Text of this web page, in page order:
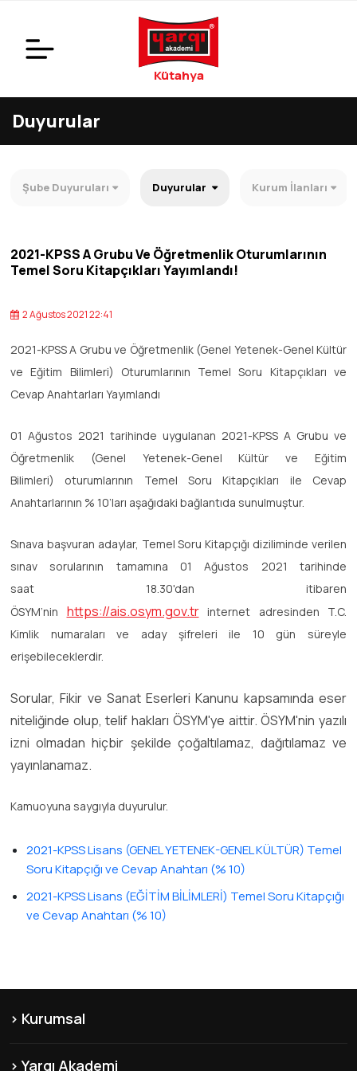
Kütahya
Duyurular
Şube Duyuruları Duyurular Kurum İlanları
2021-KPSS A Grubu Ve Öğretmenlik Oturumlarının
Temel Soru Kitapçıkları Yayımlandı!
2 Ağustos 2021 22:41
2021-KPSS A Grubu ve Öğretmenlik (Genel Yetenek-Genel Kültür
ve Eğitim Bilimleri) Oturumlarının Temel Soru Kitapçıkları ve
Cevap Anahtarları Yayımlandı
01 Ağustos 2021 tarihinde uygulanan 2021-KPSS A Grubu ve
Öğretmenlik (Genel Yetenek-Genel Kültür ve Eğitim
Bilimleri) oturumlarının Temel Soru Kitapçıkları ile Cevap
Anahtarlarının % 10’ları aşağıdaki bağlantıda sunulmuştur.
Sınava başvuran adaylar, Temel Soru Kitapçığı diziliminde verilen
sınav sorularının tamamına 01 Ağustos 2021 tarihinde
saat 18.30'dan itibaren
ÖSYM’nin https://ais.osym.gov.trinternet adresinden T.C.
Kimlik numaraları ve aday şifreleri ile 10 gün süreyle
erişebileceklerdir.
Sorular, Fikir ve Sanat Eserleri Kanunu kapsamında eser
niteliğinde olup, telif hakları ÖSYM'ye aittir. ÖSYM'nin yazılı
izni olmadan hiçbir şekilde çoğaltılamaz, dağıtılamaz ve
yayınlanamaz.
Kamuoyuna saygıyla duyurulur.
2021-KPSS Lisans (GENEL YETENEK-GENEL KÜLTÜR) Temel
Soru Kitapçığı ve Cevap Anahtarı (% 10)
2021-KPSS Lisans (EĞİTİM BİLİMLERİ) Temel Soru Kitapçığı
ve Cevap Anahtarı (% 10)
Kurumsal
Yargı Akademi